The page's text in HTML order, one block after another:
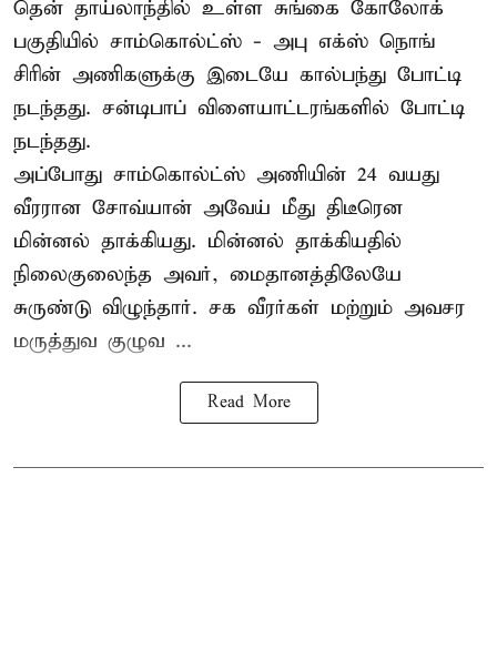
தென் தாய்லாந்தில் உள்ள சுங்கை கோலோக்
பகுதியில் சாம்கொல்ட்ஸ் - அபு எக்ஸ் நொங்
சிரின் அணிகளுக்கு இடையே கால்பந்து போட்டி
நடந்தது. சன்டிபாப் விளையாட்டரங்களில் போட்டி
நடந்தது.
அப்போது சாம்கொல்ட்ஸ் அணியின் 24 வயது
வீரரான சோவ்யான் அவேய் மீது திடீரென
மின்னல் தாக்கியது. மின்னல் தாக்கியதில்
நிலைகுலைந்த அவர், மைதானத்திலேயே
சுருண்டு விழுந்தார். சக வீரர்கள் மற்றும் அவசர
மருத்துவ குழுவ ...
Read More